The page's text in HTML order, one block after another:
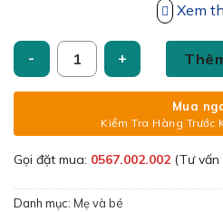
Hãy cùng tìm hiểu về những
Xem
Viên uống Calcium D3 Oyster
Mua
Kiểm Tra Hàng Trước
Gọi đặt mua: 0567.002.002 (Tư vấn
Danh mục: Mẹ và bé